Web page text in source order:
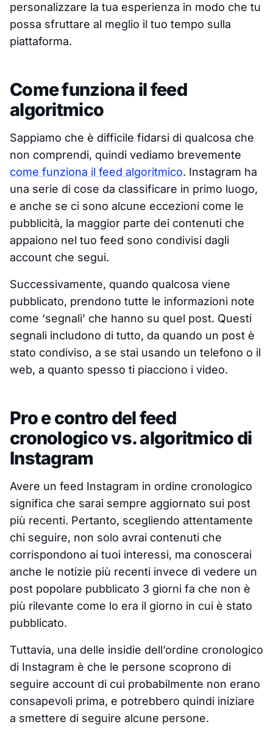
personalizzare la tua esperienza in modo che tu
possa sfruttare al meglio il tuo tempo sulla
piattaforma.
Come funziona il feed
algoritmico
Sappiamo che è difficile fidarsi di qualcosa che
non comprendi, quindi vediamo brevemente
come funziona il feed algoritmico. Instagram ha
una serie di cose da classificare in primo luogo,
e anche se ci sono alcune eccezioni come le
pubblicità, la maggior parte dei contenuti che
appaiono nel tuo feed sono condivisi dagli
account che segui.
Successivamente, quando qualcosa viene
pubblicato, prendono tutte le informazioni note
come ‘segnali’ che hanno su quel post. Questi
segnali includono di tutto, da quando un post è
stato condiviso, a se stai usando un telefono o il
web, a quanto spesso ti piacciono i video.
Pro e contro del feed
cronologico vs. algoritmico di
Instagram
Avere un feed Instagram in ordine cronologico
significa che sarai sempre aggiornato sui post
più recenti. Pertanto, scegliendo attentamente
chi seguire, non solo avrai contenuti che
corrispondono ai tuoi interessi, ma conoscerai
anche le notizie più recenti invece di vedere un
post popolare pubblicato 3 giorni fa che non è
più rilevante come lo era il giorno in cui è stato
pubblicato.
Tuttavia, una delle insidie dell’ordine cronologico
di Instagram è che le persone scoprono di
seguire account di cui probabilmente non erano
consapevoli prima, e potrebbero quindi iniziare
a smettere di seguire alcune persone.